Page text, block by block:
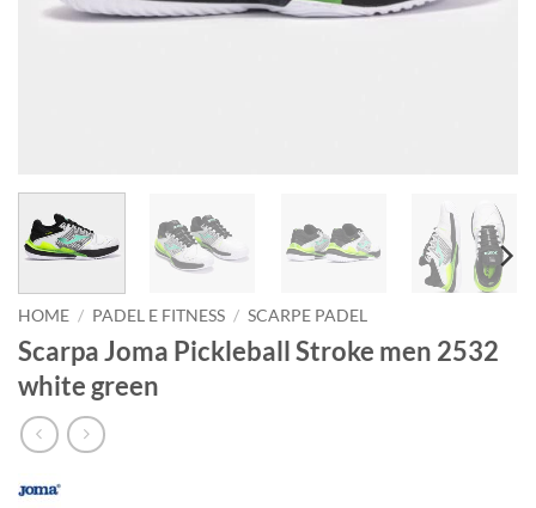
HOME / PADEL E FITNESS / SCARPE PADEL
Scarpa Joma Pickleball Stroke men 2532
white green